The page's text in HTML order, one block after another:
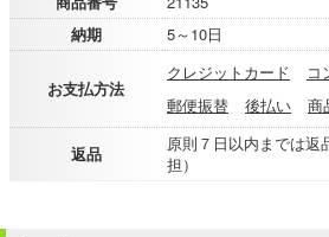
納期
5～10日
お支払方法
クレジットカード コ
郵便振替
後払い 商
返品
原則７日以内までは返
担）